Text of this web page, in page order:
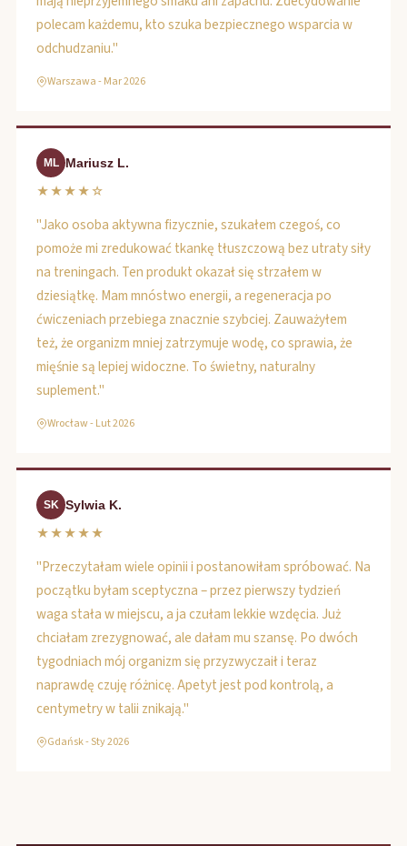
polecam każdemu, kto szuka bezpiecznego wsparcia w
odchudzaniu."
Warszawa - Mar 2026
ML Mariusz L.
★★★★☆
"Jako osoba aktywna fizycznie, szukałem czegoś, co
pomoże mi zredukować tkankę tłuszczową bez utraty siły
na treningach. Ten produkt okazał się strzałem w
dziesiątkę. Mam mnóstwo energii, a regeneracja po
ćwiczeniach przebiega znacznie szybciej. Zauważyłem
też, że organizm mniej zatrzymuje wodę, co sprawia, że
mięśnie są lepiej widoczne. To świetny, naturalny
suplement."
Wrocław - Lut 2026
SK Sylwia K.
★★★★★
"Przeczytałam wiele opinii i postanowiłam spróbować. Na
początku byłam sceptyczna – przez pierwszy tydzień
waga stała w miejscu, a ja czułam lekkie wzdęcia. Już
chciałam zrezygnować, ale dałam mu szansę. Po dwóch
tygodniach mój organizm się przyzwyczaił i teraz
naprawdę czuję różnicę. Apetyt jest pod kontrolą, a
centymetry w talii znikają."
Gdańsk - Sty 2026